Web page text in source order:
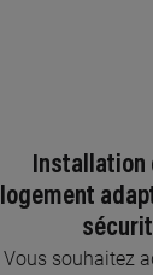
Installation
logement
Vous souhaitez